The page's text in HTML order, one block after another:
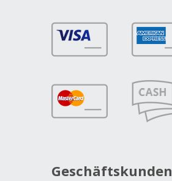
Geschäftskunden